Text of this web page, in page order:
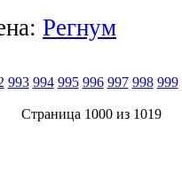
Регнум
993 994 995 996 997 998 999
Страница 1000 из 1019